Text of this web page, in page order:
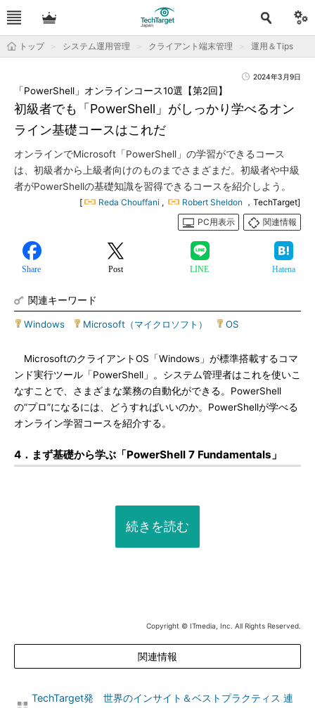
トップ システム運用管理 クライアント端末管理 運用＆Tips
2024年3月9日
初級者でも「PowerShell」がしっかり学べるオン
ライン基礎コースはこれだ
「PowerShell」オンラインコース10選【第2回】
オンラインでMicrosoft「PowerShell」の学習ができるコース
は、初級者から上級者向けのものまでさまざまだ。初級者や中級
者がPowerShellの基礎知識を習得できるコースを紹介しよう。
[ Reda Chouffani , Robert Sheldon ，TechTarget]
PC用表示
関連情報
Share Post LINE Hatena
関連キーワード
Windows Microsoft（マイクロソフト） OS
MicrosoftのクライアントOS「Windows」が標準搭載するコマ
ンド実行ツール「PowerShell」。システム管理者はこれを使いこ
なすことで、さまざまな業務の自動化ができる。PowerShell
の“プロ”になるには、どうすればいいのか。PowerShellが学べる
オンライン学習コースを紹介する。
4．まず基礎から学ぶ「PowerShell 7 Fundamentals」
続きを読む
Copyright © ITmedia, Inc. All Rights Reserved.
関連情報
TechTarget発 世界のインサイト＆ベストプラクティス 連